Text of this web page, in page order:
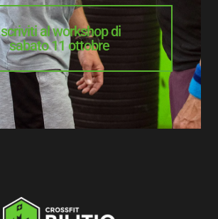
al workshop di
sabato 11 ottobre